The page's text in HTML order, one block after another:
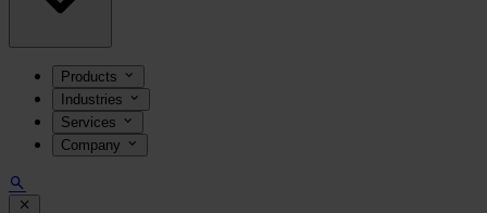
Products
Industries
Services
Company